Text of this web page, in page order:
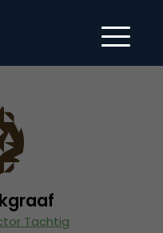
Tachtig